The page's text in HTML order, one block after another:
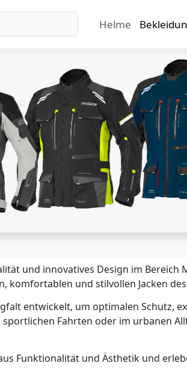
Helme
und innovatives Design im
und stilvollen Jacken
entwickelt, um optimalen Schutz,
Fahrten oder im urbanen
Funktionalität und Ästhetik und